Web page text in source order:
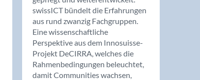
swissICT bündelt die Erfahrungen
aus rund zwanzig Fachgruppen.
Eine wissenschaftliche
Perspektive aus dem Innosuisse-
Projekt DeCIRRA, welches die
Rahmenbedingungen beleuchtet,
damit Communities wachsen,